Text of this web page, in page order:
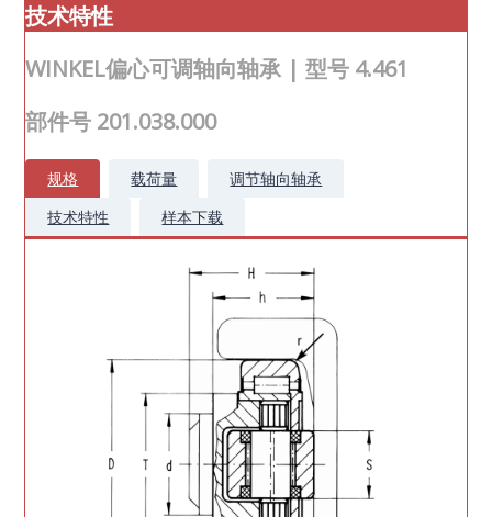
技术特性
WINKEL偏心可调轴向轴承 | 型号 4.461
部件号 201.038.000
规格 载荷量
调节轴向轴承
技术特性
样本下载